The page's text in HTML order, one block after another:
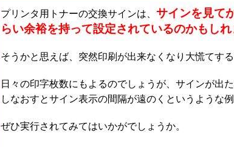
プリンタ用トナーの交換サインは、 サインを見て
らい余裕を持って設定されているのかもしれ
そうかと思えば、突然印刷が出来なくなり大慌てす
日々の印字枚数にもよるのでしょうが、サインが出
しなおすとサイン表示の間隔が遠のくというような
ぜひ実行されてみてはいかがでしょうか。